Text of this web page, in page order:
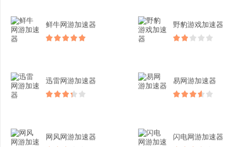
鲜牛网游加速器 野豹游戏加速器
迅雷网游加速器 易网游加速器
网风网游加速器 闪电网游加速器